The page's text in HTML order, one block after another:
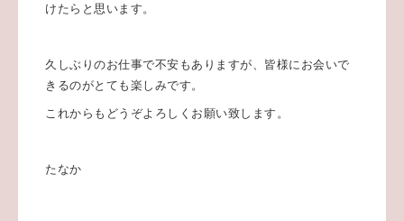
けたらと思います。
久しぶりのお仕事で不安もありますが、皆様にお会いで
きるのがとても楽しみです。
これからもどうぞよろしくお願い致します。
たなか